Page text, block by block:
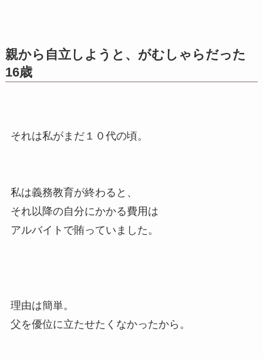
親から自立しようと、がむしゃらだった
16歳
それは私がまだ１０代の頃。
私は義務教育が終わると、
それ以降の自分にかかる費用は
アルバイトで賄っていました。
理由は簡単。
父を優位に立たせたくなかったから。